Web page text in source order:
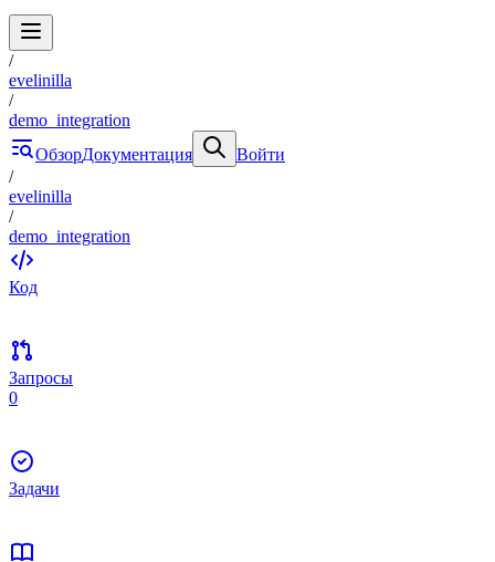
/
evelinilla
/
demo_integration
ОбзорДокументация
Войти
/
evelinilla
/
demo_integration
Код
Запросы
0
Задачи